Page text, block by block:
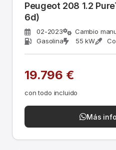
Peugeot 208 1.2
6d)
02-2023 Cambio
Gasolina
55 kW
19.796 €
con todo incluido
Más